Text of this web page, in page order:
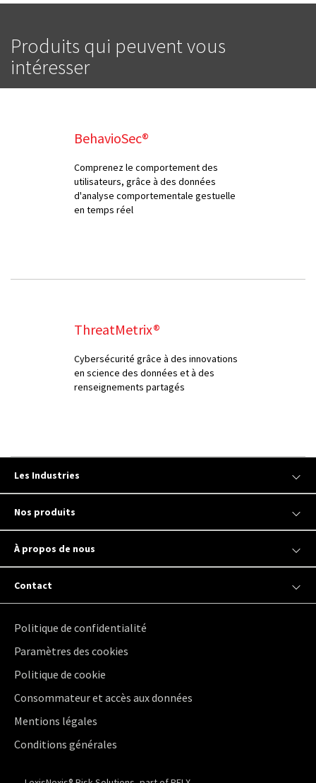
Produits qui peuvent vous
intéresser
BehavioSec®
Comprenez le comportement des
utilisateurs, grâce à des données
d'analyse comportementale gestuelle
en temps réel
ThreatMetrix®
Cybersécurité grâce à des innovations
en science des données et à des
renseignements partagés
Les Industries
Nos produits
À propos de nous
Contact
Politique de confidentialité
Paramètres des cookies
Politique de cookie
Consommateur et accès aux données
Mentions légales
Conditions générales